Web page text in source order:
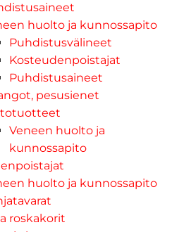
huolto ja kunnossapito
Puhdistusvälineet
Kosteudenpoistajat
Puhdistusaineet
pesusienet
Veneen huolto ja
kunnossapito
huolto ja kunnossapito
roskakorit